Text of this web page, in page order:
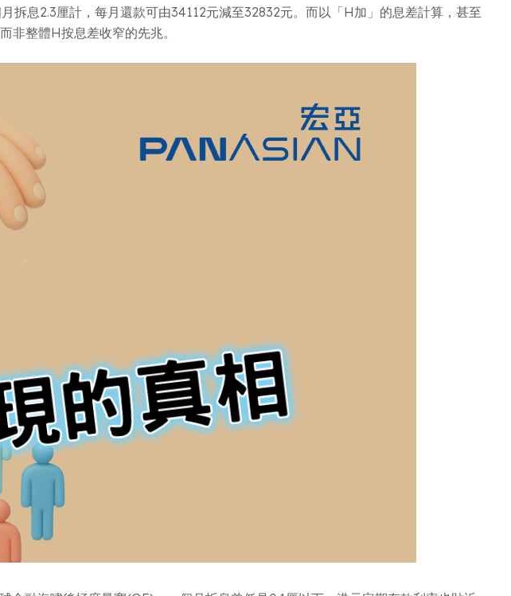
拆息2.3厘計，每月還款可由34112元減至32832元。而以「H加」的息差計算，甚至
非整體H按息差收窄的先兆。